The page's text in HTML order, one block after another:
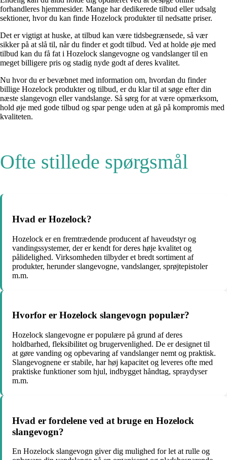
forhandleres hjemmesider. Mange har dedikerede tilbud eller udsalg
sektioner, hvor du kan finde Hozelock produkter til nedsatte priser.
Det er vigtigt at huske, at tilbud kan være tidsbegrænsede, så vær
sikker på at slå til, når du finder et godt tilbud. Ved at holde øje med
tilbud kan du få fat i Hozelock slangevogne og vandslanger til en
meget billigere pris og stadig nyde godt af deres kvalitet.
Nu hvor du er bevæbnet med information om, hvordan du finder
billige Hozelock produkter og tilbud, er du klar til at søge efter din
næste slangevogn eller vandslange. Så sørg for at være opmærksom,
hold øje med gode tilbud og spar penge uden at gå på kompromis med
kvaliteten.
Ofte stillede spørgsmål
Hvad er Hozelock?
Hozelock er en fremtrædende producent af haveudstyr og
vandingssystemer, der er kendt for deres høje kvalitet og
pålidelighed. Virksomheden tilbyder et bredt sortiment af
produkter, herunder slangevogne, vandslanger, sprøjtepistoler
m.m.
Hvorfor er Hozelock slangevogn populær?
Hozelock slangevogne er populære på grund af deres
holdbarhed, fleksibilitet og brugervenlighed. De er designet til
at gøre vanding og opbevaring af vandslanger nemt og praktisk.
Slangevognene er stabile, har høj kapacitet og leveres ofte med
praktiske funktioner som hjul, indbygget håndtag, spraydyser
m.m.
Hvad er fordelene ved at bruge en Hozelock
slangevogn?
En Hozelock slangevogn giver dig mulighed for let at rulle og